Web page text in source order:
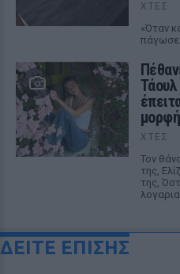
ΧΤΕΣ
«Όταν
ΧΤΕΣ
Τον
της,
της,
ΔΕΙΤΕ ΕΠΙΣΗΣ